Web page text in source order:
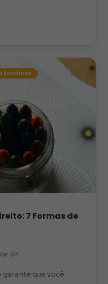
Escolares
7 Formas de
SP
que você